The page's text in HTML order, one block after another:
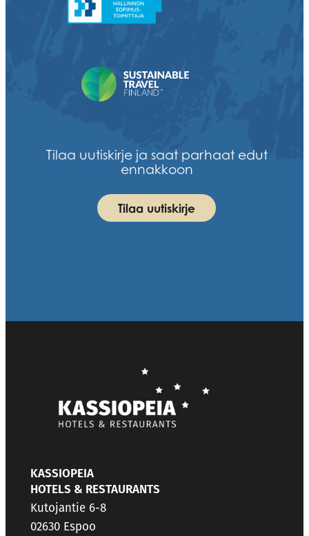
Tilaa uutiskirje ja saat parhaat edut
ennakkoon
Tilaa uutiskirje
KASSIOPEIA
HOTELS & RESTAURANTS
Kutojantie 6-8
02630 Espoo